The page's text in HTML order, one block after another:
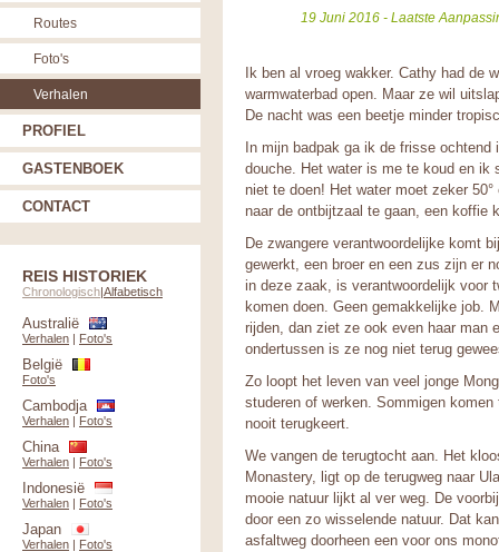
19 Juni 2016 - Laatste
Ik ben al vroeg wakker. Cathy had de
warmwaterbad open. Maar ze wil
De nacht was een beetje minder
In mijn badpak ga ik de frisse
douche. Het water is me te koud en ik
niet te doen! Het water moet zeker
naar de ontbijtzaal te gaan, een koffie
De zwangere verantwoordelijke komt
gewerkt, een broer en een zus zijn er
in deze zaak, is verantwoordelijk voor
komen doen. Geen gemakkelijke job.
rijden, dan ziet ze ook even haar man
ondertussen is ze nog niet terug
Zo loopt het leven van veel jonge
studeren of werken. Sommigen
nooit terugkeert.
We vangen de terugtocht aan. Het
Monastery, ligt op de terugweg naar
mooie natuur lijkt al ver weg. De
door een zo wisselende natuur. Dat
asfaltweg doorheen een voor ons
Routes
Foto's
Verhalen
PROFIEL
GASTENBOEK
CONTACT
REIS HISTORIEK
Chronologisch|Alfabetisch
Australië
Verhalen | Foto's
België
Foto's
Cambodja
Verhalen | Foto's
China
Verhalen | Foto's
Indonesië
Verhalen | Foto's
Japan
Verhalen | Foto's